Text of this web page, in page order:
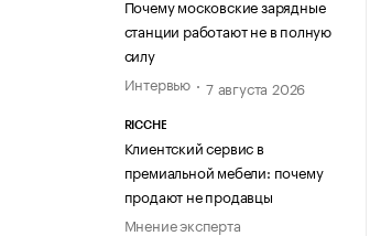
Почему московские зарядные
станции работают не в полную
силу
Интервью
7 августа 2026
RICCHE
Клиентский сервис в
премиальной мебели: почему
продают не продавцы
Мнение эксперта